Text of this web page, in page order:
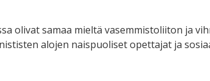
olivat samaa mieltä vasemmistoliiton ja
alojen naispuoliset opettajat ja